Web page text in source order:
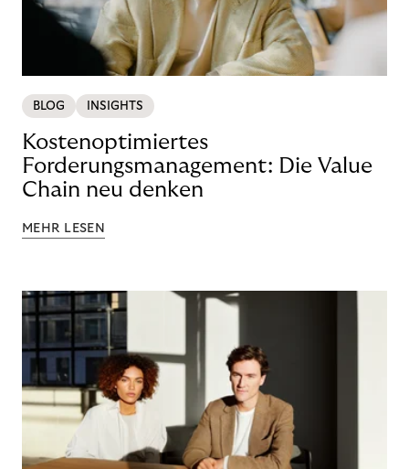
BLOG INSIGHTS
Kostenoptimiertes
Forderungsmanagement: Die Value
Chain neu denken
MEHR LESEN